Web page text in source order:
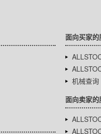
面向买家
机械查询
面向卖家